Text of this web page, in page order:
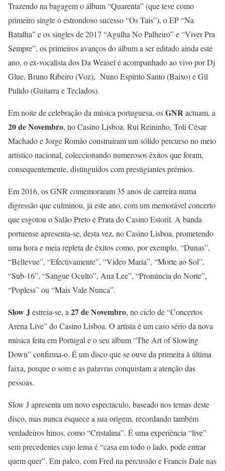
Trazendo na bagagem o álbum “Quarenta” (que teve como
primeiro single o estrondoso sucesso “Os Tais”), o EP “Na
Batalha” e os singles de 2017 “Agulha No Palheiro” e “Viver Pra
Sempre”, os primeiros avanços do álbum a ser editado ainda este
ano, o ex-vocalista dos Da Weasel é acompanhado ao vivo por Dj
Glue, Bruno Ribeiro (Voz), Nuno Espírito Santo (Baixo) e Gil
Pulido (Guitarra e Teclados).
Em noite de celebração da música portuguesa, osGNRactuam, a
20 de Novembro, no Casino Lisboa. Rui Reininho, Toli César
Machado e Jorge Romão construíram um sólido percurso no meio
artístico nacional, coleccionando numerosos êxitos que foram,
consequentemente, distinguidos com prestigiantes prémios.
Em 2016, os GNR comemoraram 35 anos de carreira numa
digressão que culminou, já este ano, com um memorável concerto
que esgotou o Salão Preto e Prata do Casino Estoril. A banda
portuense apresenta-se, desta vez, no Casino Lisboa, prometendo
uma hora e meia repleta de êxitos como, por exemplo, “Dunas”,
“Bellevue”, “Efectivamente”, “Video Maria”, “Morte ao Sol”,
“Sub-16”, “Sangue Oculto”, Ana Lee”, “Pronúncia do Norte”,
“Popless” ou “Mais Vale Nunca”.
Slow Jestreia-se, a 27 de Novembro, no ciclo de “Concertos
Arena Live” do Casino Lisboa. O artista é um caso sério da nova
música feita em Portugal e o seu álbum “The Art of Slowing
Down” confirma-o. É um disco que se ouve da primeira à última
faixa, porque o som e as palavras conquistam a atenção das
pessoas.
Slow J apresenta um novo espectáculo, baseado nos temas deste
disco, mas nunca esquece a sua origem, recordando também
verdadeiros hinos, como “Cristalina”. É uma experiência “live”
sem precedentes cujo lema é “casa em todo o lado, pode entrar
quem quer”. Em palco, com Fred na percussão e Francis Dale nas